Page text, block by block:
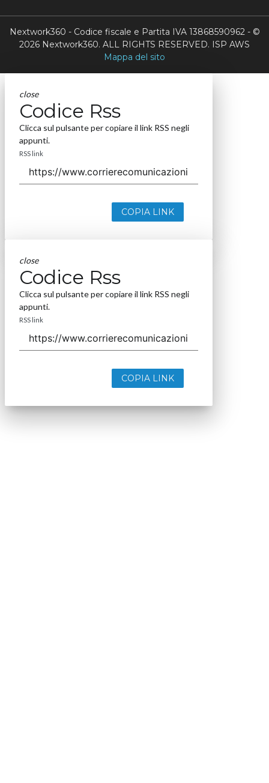
Nextwork360 - Codice fiscale e Partita IVA 13868590962 - ©
2026 Nextwork360. ALL RIGHTS RESERVED. ISP AWS
Mappa del sito
close
Codice Rss
Clicca sul pulsante per copiare il link RSS negli
appunti.
RSS link
COPIA LINK
close
Codice Rss
Clicca sul pulsante per copiare il link RSS negli
appunti.
RSS link
COPIA LINK